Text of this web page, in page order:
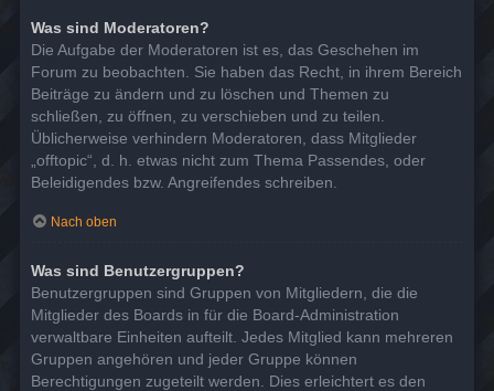
Was sind Moderatoren?
Die Aufgabe der Moderatoren ist es, das Geschehen im
Forum zu beobachten. Sie haben das Recht, in ihrem Bereich
Beiträge zu ändern und zu löschen und Themen zu
schließen, zu öffnen, zu verschieben und zu teilen.
Üblicherweise verhindern Moderatoren, dass Mitglieder
„offtopic“, d. h. etwas nicht zum Thema Passendes, oder
Beleidigendes bzw. Angreifendes schreiben.
Nach oben
Was sind Benutzergruppen?
Benutzergruppen sind Gruppen von Mitgliedern, die die
Mitglieder des Boards in für die Board-Administration
verwaltbare Einheiten aufteilt. Jedes Mitglied kann mehreren
Gruppen angehören und jeder Gruppe können
Berechtigungen zugeteilt werden. Dies erleichtert es den